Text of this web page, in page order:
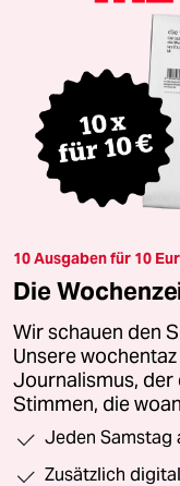
10 Ausgaben für 10
Die
Wir schauen den
Unsere
Journalismus, der
Stimmen, die
Jeden Samstag
Zusätzlich